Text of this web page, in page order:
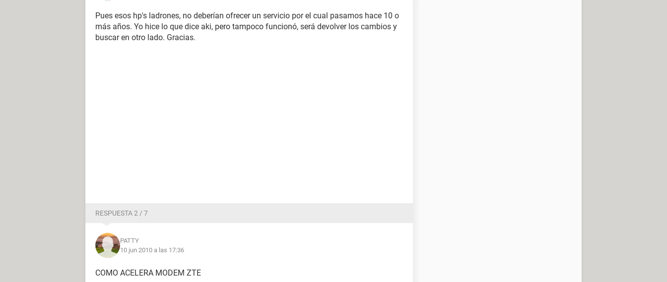
Pues esos hp's ladrones, no deberían ofrecer un servicio por el cual pasamos hace 10 o
más años. Yo hice lo que dice aki, pero tampoco funcionó, será devolver los cambios y
buscar en otro lado. Gracias.
RESPUESTA 2 / 7
PATTY
10 jun 2010 a las 17:36
COMO ACELERA MODEM ZTE